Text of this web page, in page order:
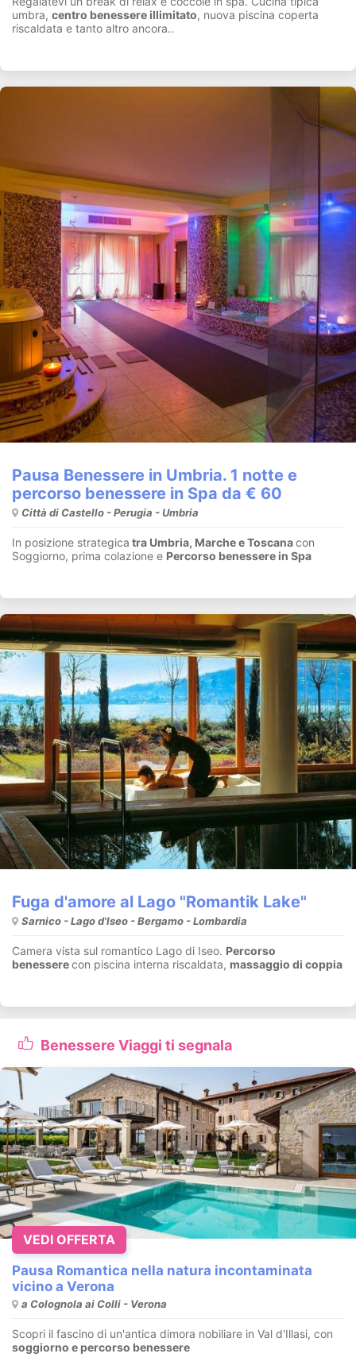
umbra, centro benessere illimitato, nuova piscina coperta
riscaldata e tanto altro ancora..
Pausa Benessere in Umbria. 1 notte e
percorso benessere in Spa da € 60
Città di Castello - Perugia - Umbria
In posizione strategica tra Umbria, Marche e Toscanacon
Soggiorno, prima colazione e Percorso benessere in Spa
Fuga d'amore al Lago "Romantik Lake"
Sarnico - Lago d'Iseo - Bergamo - Lombardia
Camera vista sul romantico Lago di Iseo. Percorso
benesserecon piscina interna riscaldata, massaggio di coppia
Benessere Viaggi ti segnala
Pausa Romantica nella natura incontaminata
vicino a Verona
a Colognola ai Colli - Verona
Scopri il fascino di un'antica dimora nobiliare in Val d'Illasi, con
soggiorno e percorso benessere
VEDI OFFERTA